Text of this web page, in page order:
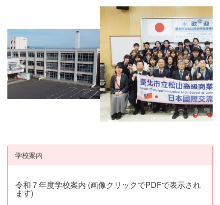
v
i
o
u
e
x
t
学校案内
令和７年度学校案内 (画像クリックでPDFで表示され
ます)